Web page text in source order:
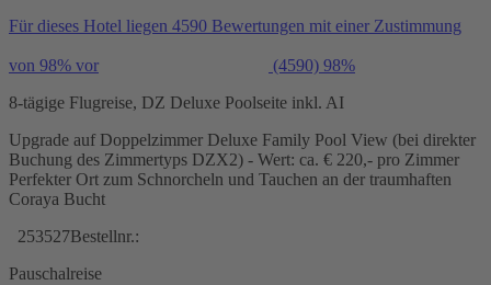
Für dieses Hotel liegen 4590 Bewertungen mit einer Zustimmung
von 98% vor (4590) 98%
8-tägige Flugreise, DZ Deluxe Poolseite inkl. AI
Upgrade auf Doppelzimmer Deluxe Family Pool View (bei direkter
Buchung des Zimmertyps DZX2) - Wert: ca. € 220,- pro Zimmer
Perfekter Ort zum Schnorcheln und Tauchen an der traumhaften
Coraya Bucht
253527Bestellnr.:
Pauschalreise